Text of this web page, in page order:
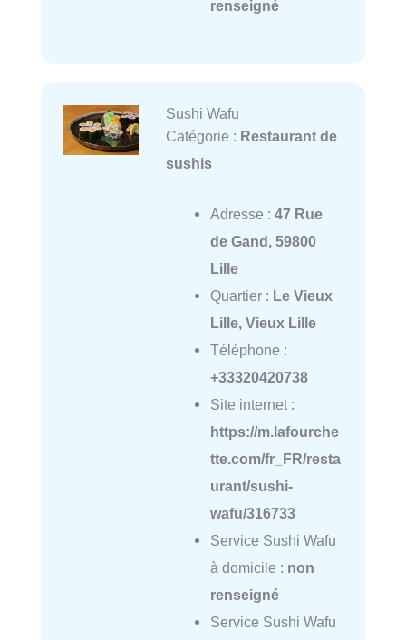
renseigné
Sushi Wafu
Catégorie : Restaurant de
sushis
Adresse : 47 Rue
de Gand, 59800
Lille
Quartier : Le Vieux
Lille, Vieux Lille
Téléphone :
+33320420738
Site internet :
https://m.lafourche
tte.com/fr_FR/resta
urant/sushi-
wafu/316733
Service Sushi Wafu
à domicile : non
renseigné
Service Sushi Wafu